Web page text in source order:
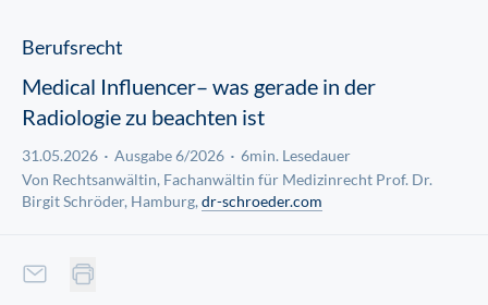
Berufsrecht
Medical Influencer– was gerade in der
Radiologie zu beachten ist
31.05.2026 Ausgabe 6/2026
6min. Lesedauer
Von Rechtsanwältin, Fachanwältin für Medizinrecht Prof. Dr.
Birgit Schröder, Hamburg, dr-schroeder.com